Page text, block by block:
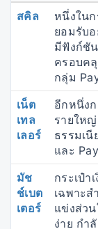
สคิล
หนึ่งในก
ยอมรับ
มีฟังก์ชั
ครอบค
กลุ่ม
เน็ต
เทล
เลอร์
อีกหนึ่ง
รายให
ธรรมเ
และ
มัช
ช์เบต
เตอร์
กระเป๋
เฉพาะ
แข่งส่ว
ง่าย กำ